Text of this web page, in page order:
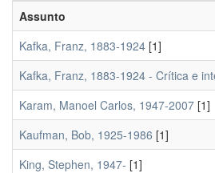
Assunto
Kafka, Franz, 1883-1924 [1]
Kafka, Franz, 1883-1924 - Crítica e
Karam, Manoel Carlos, 1947-2007 [1]
Kaufman, Bob, 1925-1986 [1]
King, Stephen, 1947- [1]